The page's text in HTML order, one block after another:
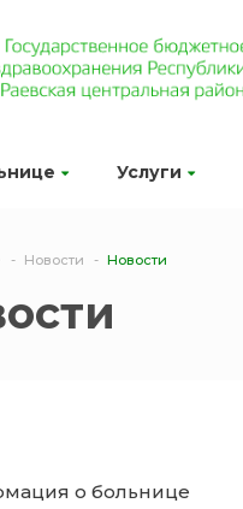
Услуги
Новости Новости
о больнице